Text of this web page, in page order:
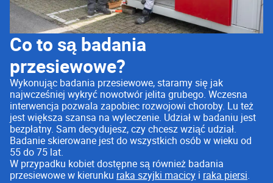
Co to są badania
przesiewowe?
Wykonując badania przesiewowe, staramy się jak
najwcześniej wykryć nowotwór jelita grubego. Wczesna
interwencja pozwala zapobiec rozwojowi choroby. Lu też
jest większa szansa na wyleczenie. Udział w badaniu jest
bezpłatny. Sam decydujesz, czy chcesz wziąć udział.
Badanie skierowane jest do wszystkich osób w wieku od
55 do 75 lat.
W przypadku kobiet dostępne są również badania
przesiewowe w kierunku raka szyjki macicy i raka piersi.